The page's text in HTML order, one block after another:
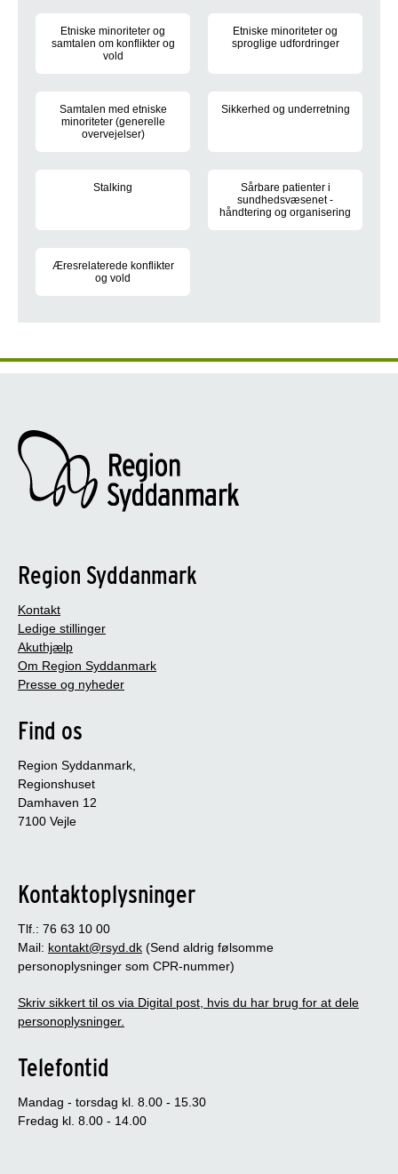
Etniske minoriteter og
samtalen om konflikter og
vold
Etniske minoriteter og
sproglige udfordringer
Samtalen med etniske
minoriteter (generelle
overvejelser)
Sikkerhed og underretning
Stalking
Informationsmateriale om stalking.
Sårbare patienter i
sundhedsvæsenet -
håndtering og organisering
Æresrelaterede konflikter
og vold
Region Syddanmark
Kontakt
Ledige stillinger
Akuthjælp
Om Region Syddanmark
Presse og nyheder
Find os
Region Syddanmark,
Regionshuset
Damhaven 12
7100 Vejle
Kontaktoplysninger
Tlf.: 76 63 10 00
Mail: kontakt@rsyd.dk (Send aldrig følsomme
personoplysninger som CPR-nummer)
Skriv sikkert til os via Digital post, hvis du har brug for at dele
personoplysninger.
Telefontid
Mandag - torsdag kl. 8.00 - 15.30
Fredag kl. 8.00 - 14.00